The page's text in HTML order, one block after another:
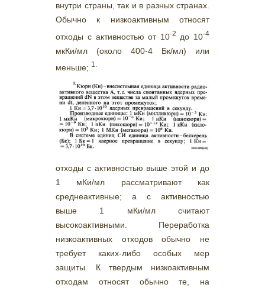
внутри страны, так и в разных странах.
Обычно к низкоактивным относят
отходы с активностью от 10-2 до 10-4
мкКи/мл (около 400-4 Бк/мл) или
меньше; 1.
отходы с активностью выше этой и до
1 мКи/мл рассматривают как
среднеактивные; а с активностью
выше 1 мКи/мл считают
высокоактивными. Переработка
низкоактивных отходов обычно не
требует каких-либо особых мер
защиты. К твердым низкоактивным
отходам относят обычно те, на